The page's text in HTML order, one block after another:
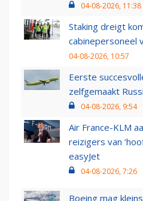
04-08-2026, 11:38
Staking dreigt
cabinepersoneel
04-08-2026, 10:57
Eerste
zelfgemaakt
04-08-2026, 9:54
Air France-KLM
reizigers van
easyJet
04-08-2026, 7:26
Boeing mag